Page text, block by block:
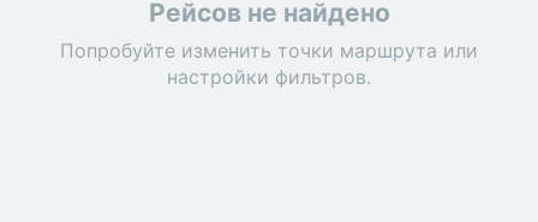
Рейсов не найдено
Попробуйте изменить точки маршрута или
настройки фильтров.